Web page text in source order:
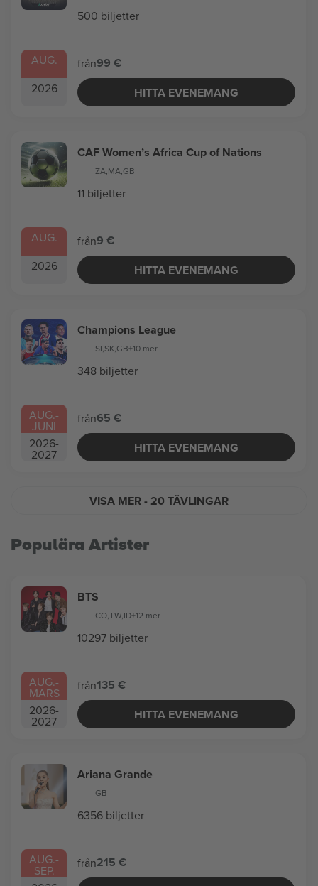
AUG.
2026
500 biljetter
från99 €
HITTA EVENEMANG
AUG.
2026
CAF Women’s Africa Cup of Nations
ZA,MA,GB
11 biljetter
från9 €
HITTA EVENEMANG
AUG.-
JUNI
2026-
2027
Champions League
SI,SK,GB+10 mer
348 biljetter
från65 €
HITTA EVENEMANG
VISA MER- 20 TÄVLINGAR
Populära Artister
AUG.-
MARS
2026-
2027
BTS
CO,TW,ID+12 mer
10297 biljetter
från135 €
HITTA EVENEMANG
AUG.-
SEP.
Ariana Grande
GB
6356 biljetter
från215 €